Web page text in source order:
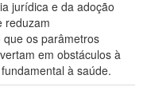
jurídica e da adoção
reduzam
os parâmetros
em obstáculos à
à saúde.